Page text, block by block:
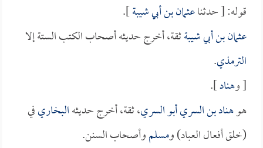
قوله: [ حدثناعثمان بن أبي شيبة].
عثمان بن أبي شيبةثقة، أخرج حديثه أصحاب الكتب الستة إلا
الترمذي.
[ وهناد].
هوهناد بن السري أبو السري، ثقة، أخرج حديثهالبخاريفي
(خلق أفعال العباد) ومسلموأصحاب السنن.